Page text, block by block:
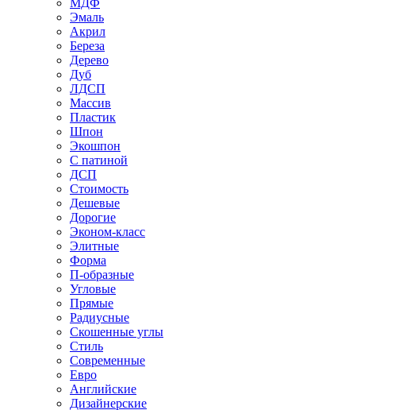
Эмаль
Акрил
Береза
Дерево
Дуб
ЛДСП
Массив
Пластик
Шпон
Экошпон
С патиной
ДСП
Стоимость
Дешевые
Дорогие
Эконом-класс
Элитные
Форма
П-образные
Угловые
Прямые
Радиусные
Скошенные углы
Стиль
Современные
Евро
Английские
Дизайнерские